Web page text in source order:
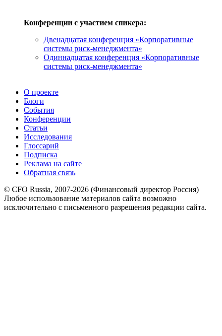
Конференции с участием спикера:
Двенадцатая конференция «Корпоративные
системы риск-менеджмента»
Одиннадцатая конференция «Корпоративные
системы риск-менеджмента»
О проекте
Блоги
События
Конференции
Статьи
Исследования
Глоссарий
Подписка
Реклама на сайте
Обратная связь
© CFO Russia, 2007-2026 (Финансовый директор Россия)
Любое использование материалов сайта возможно
исключительно с письменного разрешения редакции сайта.